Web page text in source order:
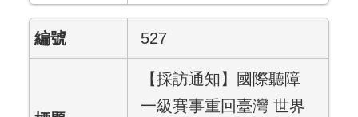
527
【採訪通知】國際聽障
一級賽事重回臺灣 世界